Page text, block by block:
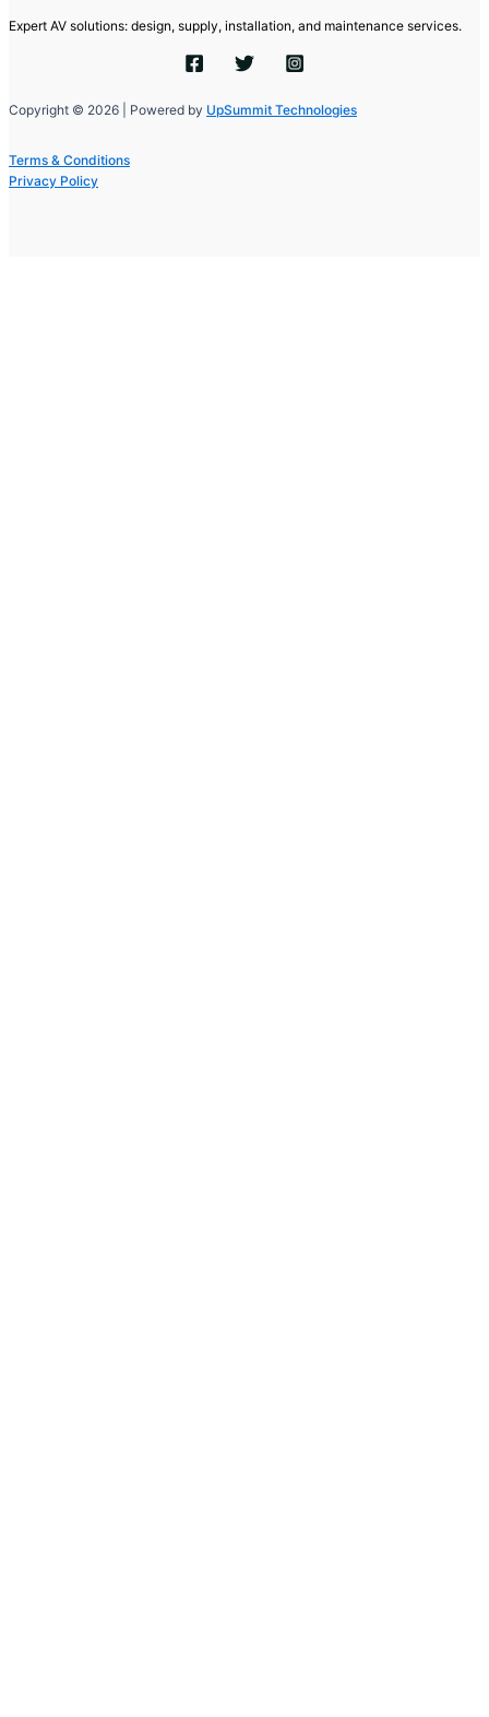
Expert AV solutions: design, supply, installation, and maintenance services.
Copyright © 2026 | Powered by UpSummit Technologies
Terms & Conditions
Privacy Policy